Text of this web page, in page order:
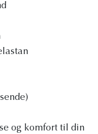
og komfort til din